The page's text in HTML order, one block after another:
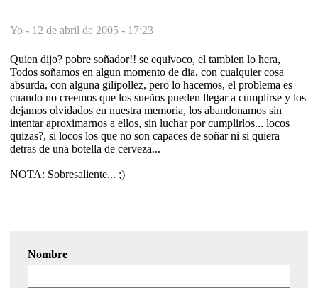
Yo - 12 de abril de 2005 - 17:23
Quien dijo? pobre soñador!! se equivoco, el tambien lo hera,
Todos soñamos en algun momento de dia, con cualquier cosa
absurda, con alguna gilipollez, pero lo hacemos, el problema es
cuando no creemos que los sueños pueden llegar a cumplirse y los
dejamos olvidados en nuestra memoria, los abandonamos sin
intentar aproximarnos a ellos, sin luchar por cumplirlos... locos
quizas?, si locos los que no son capaces de soñar ni si quiera
detras de una botella de cerveza...
NOTA: Sobresaliente... ;)
Nombre